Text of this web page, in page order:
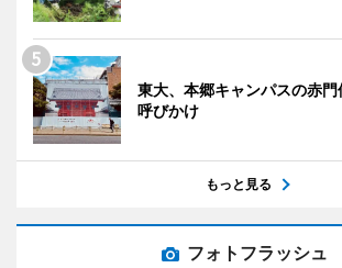
東大、本郷キャンパスの赤
呼びかけ
もっと見る
フォトフラッシュ